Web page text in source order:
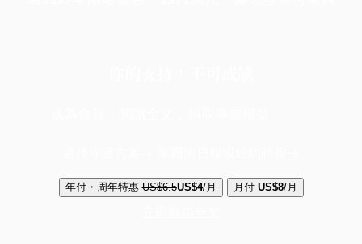
年付・周年特惠 US$6.5US$4/月 月付 US$8/月